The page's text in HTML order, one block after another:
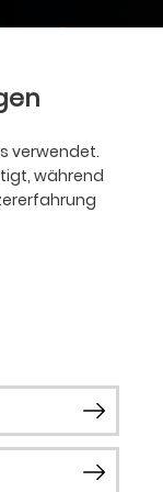
verwendet.
während